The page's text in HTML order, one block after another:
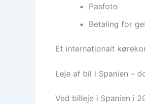
Pasfoto
Betaling for
Et internationalt
Leje af bil i Spanien –
Ved billeje i Spanien i